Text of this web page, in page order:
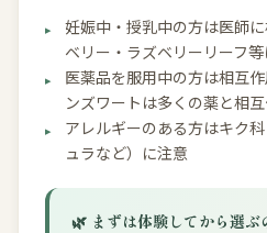
妊娠中・授乳中の方は医師
ベリー・ラズベリーリーフ等
医薬品を服用中の方は相互
ンズワートは多くの薬と相互
アレルギーのある方はキク
ュラなど）に注意
🌿 まずは体験してから選ぶ